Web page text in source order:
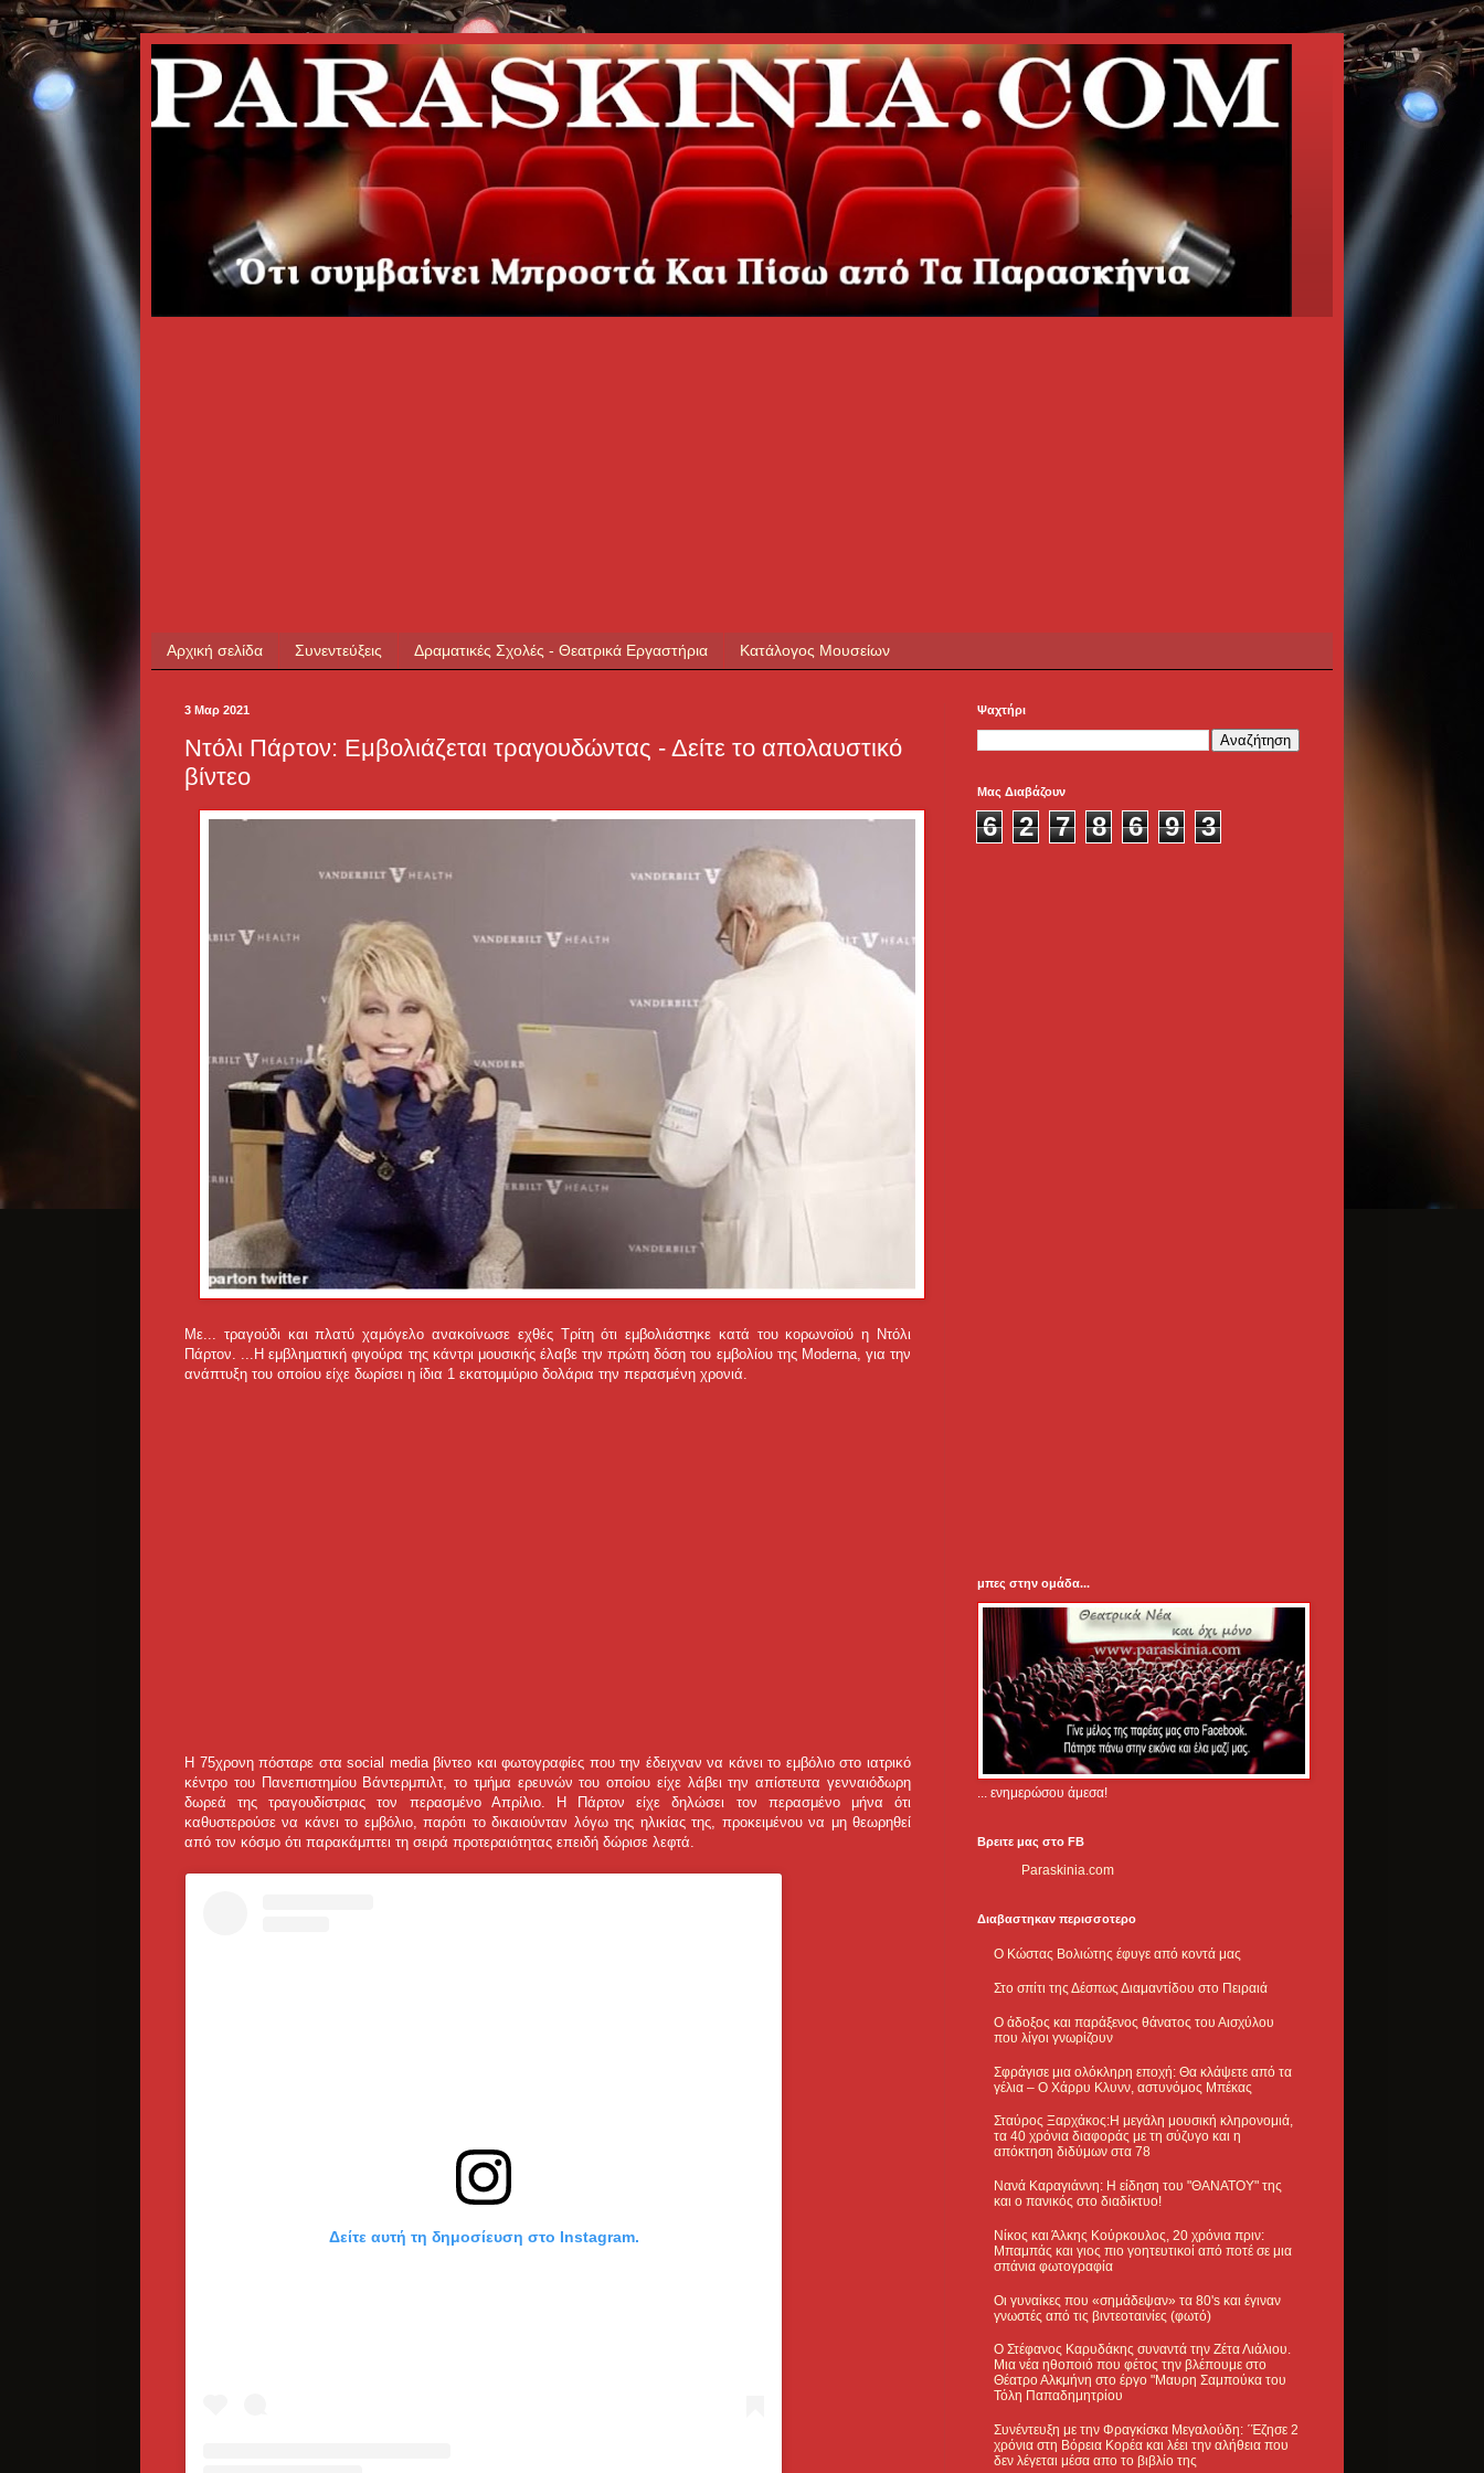
Αρχική σελίδα Συνεντεύξεις Δραματικές Σχολές - Θεατρικά Εργαστήρια Κατάλογος Μουσείων
3 Μαρ 2021
Ντόλι Πάρτον: Εμβολιάζεται τραγουδώντας - Δείτε το απολαυστικό
βίντεο
Με... τραγούδι και πλατύ χαμόγελο ανακοίνωσε εχθές Τρίτη ότι εμβολιάστηκε κατά του κορωνοϊού η Ντόλι
Πάρτον. ... Η εμβληματική φιγούρα της κάντρι μουσικής έλαβε την πρώτη δόση του εμβολίου της Moderna, για την
ανάπτυξη του οποίου είχε δωρίσει η ίδια 1 εκατομμύριο δολάρια την περασμένη χρονιά.
Η 75χρονη πόσταρε στα social media βίντεο και φωτογραφίες που την έδειχναν να κάνει το εμβόλιο στο ιατρικό
κέντρο του Πανεπιστημίου Βάντερμπιλτ, το τμήμα ερευνών του οποίου είχε λάβει την απίστευτα γενναιόδωρη
δωρεά της τραγουδίστριας τον περασμένο Απρίλιο. Η Πάρτον είχε δηλώσει τον περασμένο μήνα ότι
καθυστερούσε να κάνει το εμβόλιο, παρότι το δικαιούνταν λόγω της ηλικίας της, προκειμένου να μη θεωρηθεί
από τον κόσμο ότι παρακάμπτει τη σειρά προτεραιότητας επειδή δώρισε λεφτά.
Δείτε αυτή τη δημοσίευση στο Instagram.
Ψαχτήρι
Μας Διαβάζουν
6 2 7 8 6 9 3
μπες στην ομάδα...
... ενημερώσου άμεσα!
Βρειτε μας στο FB
Paraskinia.com
Διαβαστηκαν περισσοτερο
Ο Κώστας Βολιώτης έφυγε από κοντά μας
Στο σπίτι της Δέσπως Διαμαντίδου στο Πειραιά
Ο άδοξος και παράξενος θάνατος του Αισχύλου
που λίγοι γνωρίζουν
Σφράγισε μια ολόκληρη εποχή: Θα κλάψετε από τα
γέλια – Ο Χάρρυ Κλυνν, αστυνόμος Μπέκας
Σταύρος Ξαρχάκος:Η μεγάλη μουσική κληρονομιά,
τα 40 χρόνια διαφοράς με τη σύζυγο και η
απόκτηση διδύμων στα 78
Νανά Καραγιάννη: Η είδηση του "ΘΑΝΑΤΟΥ" της
και ο πανικός στο διαδίκτυο!
Νίκος και Άλκης Κούρκουλος, 20 χρόνια πριν:
Μπαμπάς και γιος πιο γοητευτικοί από ποτέ σε μια
σπάνια φωτογραφία
Οι γυναίκες που «σημάδεψαν» τα 80's και έγιναν
γνωστές από τις βιντεοταινίες (φωτό)
Ο Στέφανος Καρυδάκης συναντά την Ζέτα Λιάλιου.
Μια νέα ηθοποιό που φέτος την βλέπουμε στο
Θέατρο Αλκμήνη στο έργο "Μαυρη Σαμπούκα του
Τόλη Παπαδημητρίου
Συνέντευξη με την Φραγκίσκα Μεγαλούδη: ΄Έζησε 2
χρόνια στη Βόρεια Κορέα και λέει την αλήθεια που
δεν λέγεται μέσα απο το βιβλίο της